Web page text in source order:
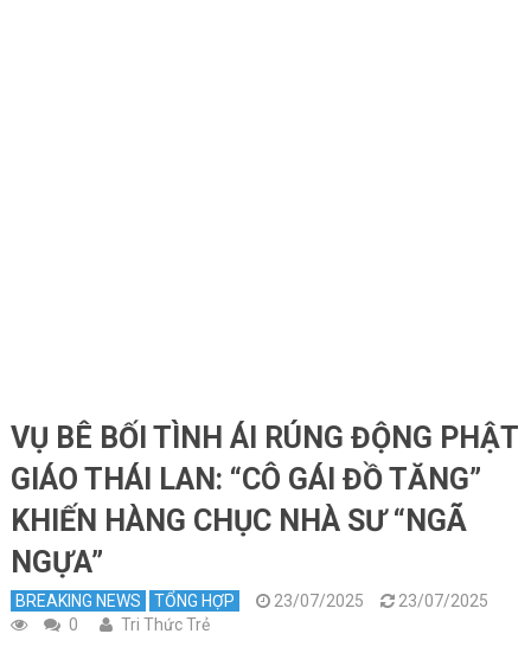
VỤ BÊ BỐI TÌNH ÁI RÚNG ĐỘNG PHẬT
GIÁO THÁI LAN: “CÔ GÁI ĐỒ TĂNG”
KHIẾN HÀNG CHỤC NHÀ SƯ “NGÃ
NGỰA”
BREAKING NEWS TỔNG HỢP 23/07/2025
23/07/2025
0
Tri Thức Trẻ